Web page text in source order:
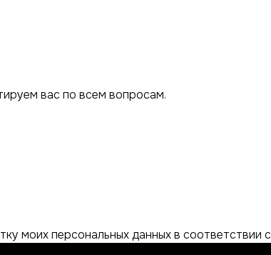
вас по всем вопросам.
моих персональных данных в соответствии с